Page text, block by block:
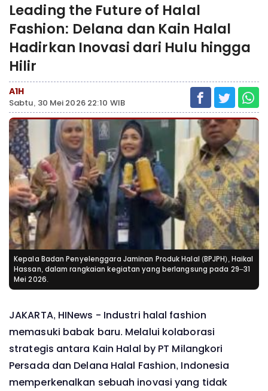
Leading the Future of Halal
Fashion: Delana dan Kain Halal
Hadirkan Inovasi dari Hulu hingga
Hilir
A1H
Sabtu, 30 Mei 2026 22:10 WIB
Kepala Badan Penyelenggara Jaminan Produk Halal (BPJPH), Haikal
Hassan, dalam rangkaian kegiatan yang berlangsung pada 29–31
Mei 2026.
JAKARTA, HINews - Industri halal fashion
memasuki babak baru. Melalui kolaborasi
strategis antara Kain Halal by PT Milangkori
Persada dan Delana Halal Fashion, Indonesia
memperkenalkan sebuah inovasi yang tidak